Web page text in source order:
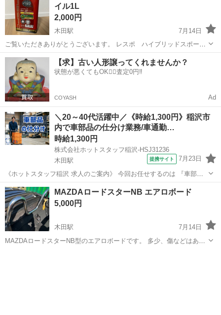
イル1L
2,000円
木田駅
7月14日
ご覧いただきありがとうございます。 レスポ ハイブリッドスポーツ
エンジンオイル1L です。 新品未使用。 画像のものが全てになりま
す。 内容は画像で判断してください。 ハイブリッド車以外でも使用で
きると思いますが、使用の...
愛知 津島市 木田駅 メンテナンス用品 エンジンオイル
【求】古い人形譲ってくれませんか？
状態が悪くてもOK🙆‍♀️査定0円‼️
COYASH Ad
＼20～40代活躍中／《時給1,300円》稲沢市
内で車部品の仕分け業務/車通勤…
時給1,300円
株式会社ホットスタッフ稲沢-HSJ31236
木田駅
提携サイト 7月23日
《ホットスタッフ稲沢 求人のご案内》 今回お任せするのは 『車部品
の仕分けや運搬作業!』 ┏━━━━━━━━━━━━━━┓ お仕事内
容 ━━━━━━━━━━━━━━┛ ・パレットで運ばれてきた製品の
移動 (ハンドリフト...
愛知 木田駅 仕分け
MAZDAロードスターNB エアロボード
5,000円
木田駅
7月14日
MAZDAロードスターNB型のエアロボードです。 多少、傷などはあり